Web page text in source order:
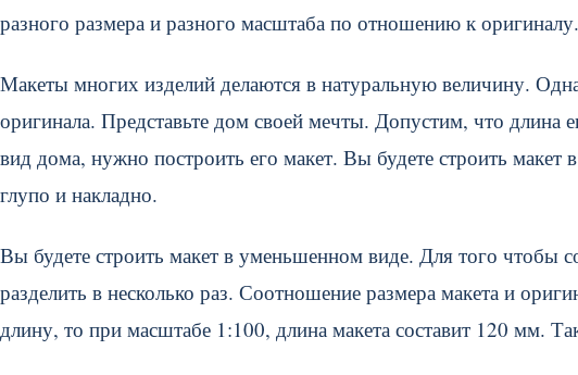
разного размера и разного масштаба по отношению к оригиналу.
Макеты многих изделий делаются в натуральную величину.
оригинала. Представьте дом своей мечты. Допустим, что длина
вид дома, нужно построить его макет. Вы будете строить макет
глупо и накладно.
Вы будете строить макет в уменьшенном виде. Для того
разделить в несколько раз. Соотношение размера макета и
длину, то при масштабе 1:100, длина макета составит 120 мм.